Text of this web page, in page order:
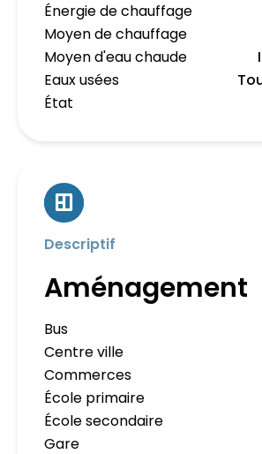
Énergie de chauffage
Moyen de chauffage
Moyen d'eau chaude
Eaux usées
État
Descriptif
Aménagement
Bus
Centre ville
Commerces
École primaire
École secondaire
Gare